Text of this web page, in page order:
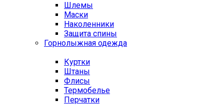
Шлемы
Маски
Наколенники
Защита спины
Горнолыжная одежда
Куртки
Штаны
Флисы
Термобелье
Перчатки